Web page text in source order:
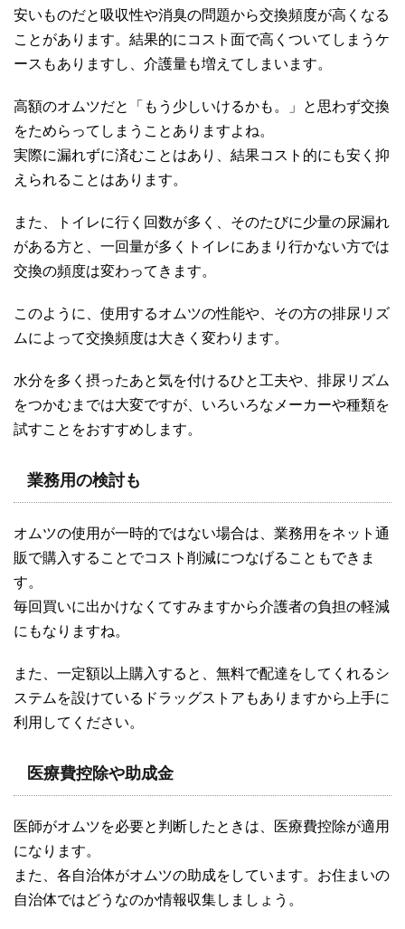
安いものだと吸収性や消臭の問題から交換頻度が高くなる
ことがあります。結果的にコスト面で高くついてしまうケ
ースもありますし、介護量も増えてしまいます。
高額のオムツだと「もう少しいけるかも。」と思わず交換
をためらってしまうことありますよね。
実際に漏れずに済むことはあり、結果コスト的にも安く抑
えられることはあります。
また、トイレに行く回数が多く、そのたびに少量の尿漏れ
がある方と、一回量が多くトイレにあまり行かない方では
交換の頻度は変わってきます。
このように、使用するオムツの性能や、その方の排尿リズ
ムによって交換頻度は大きく変わります。
水分を多く摂ったあと気を付けるひと工夫や、排尿リズム
をつかむまでは大変ですが、いろいろなメーカーや種類を
試すことをおすすめします。
業務用の検討も
オムツの使用が一時的ではない場合は、業務用をネット通
販で購入することでコスト削減につなげることもできま
す。
毎回買いに出かけなくてすみますから介護者の負担の軽減
にもなりますね。
また、一定額以上購入すると、無料で配達をしてくれるシ
ステムを設けているドラッグストアもありますから上手に
利用してください。
医療費控除や助成金
医師がオムツを必要と判断したときは、医療費控除が適用
になります。
また、各自治体がオムツの助成をしています。お住まいの
自治体ではどうなのか情報収集しましょう。